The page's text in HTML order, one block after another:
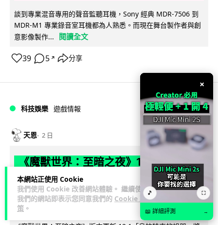
本網站正使用 Cookie
我們使用 Cookie 改善網站體驗。 繼續使用
我們的網站即表示您同意我們的 Cookie 政
策 。
談到專業混音專用的聲音監聽耳機，Sony 經典 MDR-7506 到
MDR-M1 專業錄音室耳機都為人熟悉。而現在舞台製作者與創
意影像製作...
閱讀全文
39 5 ↗ 分享
科技娛樂 遊戲情報
天恩 2 日
《魔獸世界：至暗之夜》12.1 「烏拉特
克的詛咒」專訪：巢穴不為提高世界首
領門檻而設 《諸王之眠》縮短約 10 分
鐘
×
🎵 ⛶
📖 詳細評測 →